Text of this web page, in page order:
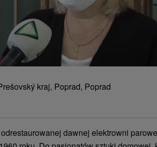
kraj, Poprad, Poprad
dawnej elektrowni